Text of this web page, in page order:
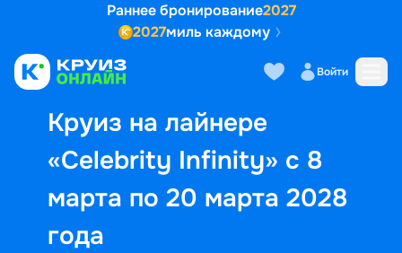
Раннее бронирование2027
2027миль каждому
Войти
Круиз на лайнере
«Celebrity Infinity» с 8
марта по 20 марта 2028
года
Выбор кают Маршрут и